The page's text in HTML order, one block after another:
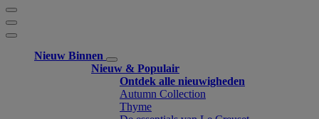
Nieuw Binnen
Nieuw & Populair
Ontdek alle nieuwigheden
Autumn Collection
Thyme